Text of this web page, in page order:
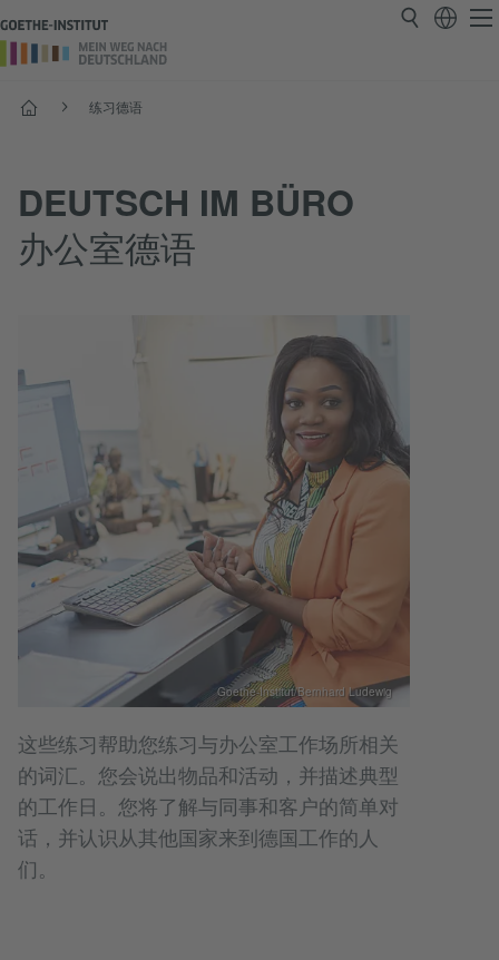
首页 练习德语
DEUTSCH IM BÜRO
办公室德语
Goethe-Institut/Bernhard Ludewig
这些练习帮助您练习与办公室工作场所相关
的词汇。您会说出物品和活动，并描述典型
的工作日。您将了解与同事和客户的简单对
话，并认识从其他国家来到德国工作的人
们。